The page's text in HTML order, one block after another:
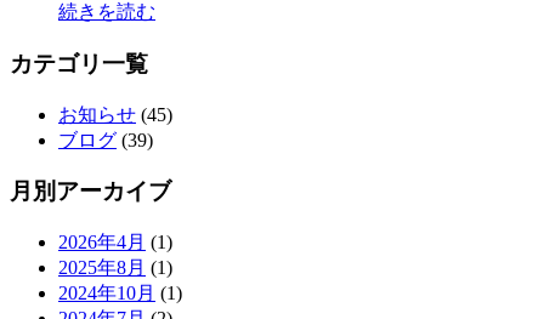
続きを読む
カテゴリ一覧
お知らせ (45)
ブログ (39)
月別アーカイブ
2026年4月 (1)
2025年8月 (1)
2024年10月 (1)